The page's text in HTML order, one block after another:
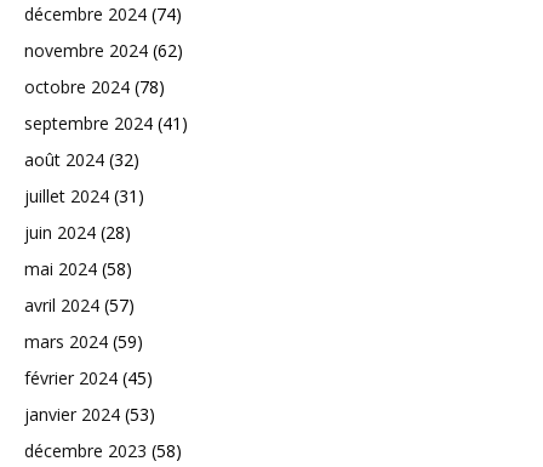
décembre 2024 (74)
novembre 2024 (62)
octobre 2024 (78)
septembre 2024 (41)
août 2024 (32)
juillet 2024 (31)
juin 2024 (28)
mai 2024 (58)
avril 2024 (57)
mars 2024 (59)
février 2024 (45)
janvier 2024 (53)
décembre 2023 (58)